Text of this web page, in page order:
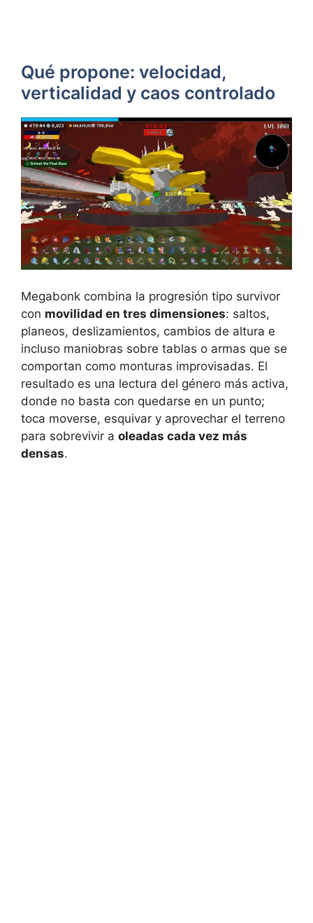
Qué propone: velocidad,
verticalidad y caos controlado
Megabonk combina la progresión tipo survivor
con movilidad en tres dimensiones: saltos,
planeos, deslizamientos, cambios de altura e
incluso maniobras sobre tablas o armas que se
comportan como monturas improvisadas. El
resultado es una lectura del género más activa,
donde no basta con quedarse en un punto;
toca moverse, esquivar y aprovechar el terreno
para sobrevivir a oleadas cada vez más
densas.